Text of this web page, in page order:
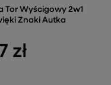
Tor Wyścigowy 2w1
Znaki Autka
zł